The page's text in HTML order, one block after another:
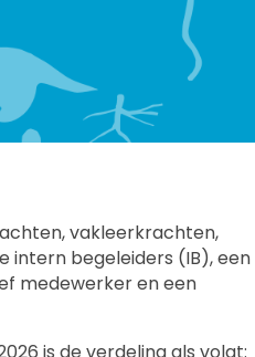
vakleerkrachten,
intern begeleiders (IB), een
medewerker en een
is de verdeling als volgt: